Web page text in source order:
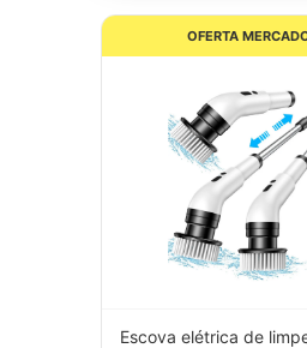
OFERTA
Escova elétrica de